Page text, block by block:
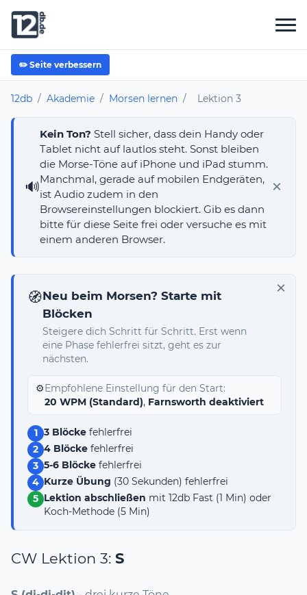
✏️ Seite verbessern
12db / Akademie / Morsen lernen / Lektion 3
🔊
Kein Ton? Stell sicher, dass dein Handy oder
Tablet nicht auf lautlos steht. Sonst bleiben
die Morse-Töne auf iPhone und iPad stumm.
Manchmal, gerade auf mobilen Endgeräten,
ist Audio zudem in den
Browsereinstellungen blockiert. Gib es dann
bitte für diese Seite frei oder versuche es mit
einem anderen Browser.
×
×
🧭Neu beim Morsen? Starte mit
Blöcken
Steigere dich Schritt für Schritt. Erst wenn
eine Phase fehlerfrei sitzt, geht es zur
nächsten.
⚙️Empfohlene Einstellung für den Start:
20 WPM (Standard), Farnsworth deaktiviert
1 3 Blöcke fehlerfrei
2 4 Blöcke fehlerfrei
3 5-6 Blöcke fehlerfrei
4 Kurze Übung (30 Sekunden) fehlerfrei
5 Lektion abschließen mit 12db Fast (1 Min) oder
Koch-Methode (5 Min)
CW Lektion 3: S